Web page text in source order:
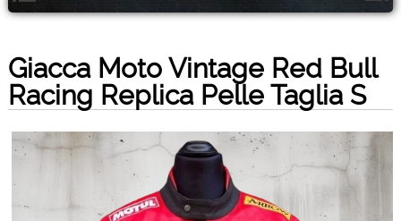
Giacca Moto Vintage Red Bull
Racing Replica Pelle Taglia S